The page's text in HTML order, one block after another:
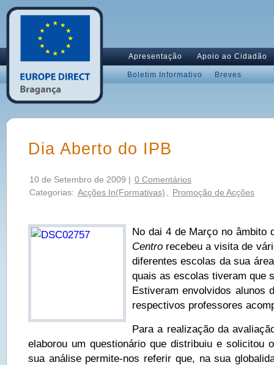
Apresentação Apoio ao Cidadão
Boletim Informativo Breves
Dia Aberto do IPB
10 de Setembro de 2009 | 0 Comentários
Categorias: Acções In(Formativas) Promoção de Acções
No dai 4 de Março no âmbito
Centro recebeu a visita de
diferentes escolas da sua
quais as escolas tiveram que
Estiveram envolvidos alunos
respectivos professores
Para a realização da
elaborou um questionário que distribuiu e solicitou
sua análise permite-nos referir que, na sua